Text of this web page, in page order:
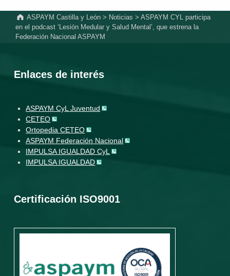
ASPAYM Castilla y León > Noticias >ASPAYM CYL participa
en el podcast ‘Lesión Medular y Salud Mental’, que estrena la
Federación Nacional ASPAYM
Enlaces de interés
ASPAYM CyL Juventud
CETEO
Ortopedia CETEO
ASPAYM Federación Nacional
IMPULSA IGUALDAD CyL
IMPULSA IGUALDAD
Certificación ISO9001